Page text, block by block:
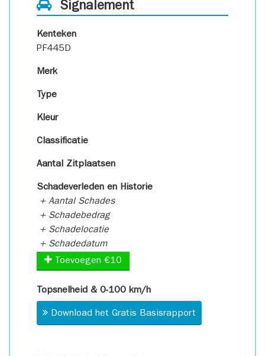
Signalement
Kenteken
PF445D
Merk
Type
Kleur
Classificatie
Aantal Zitplaatsen
Schadeverleden en Historie
+ Aantal Schades
+ Schadebedrag
+ Schadelocatie
+ Schadedatum
Toevoegen €10
Topsnelheid & 0-100 km/h
Download het Gratis Basisrapport